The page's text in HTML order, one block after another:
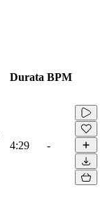
Durata BPM
4:29 -